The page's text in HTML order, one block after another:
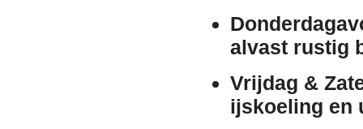
alvast rustig
Vrijdag &
ijskoeling en